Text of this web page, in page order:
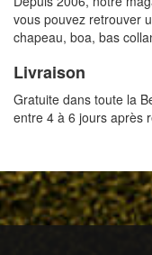
vous pouvez retrouver
chapeau, boa, bas
Livraison
Gratuite dans toute la
entre 4 à 6 jours après